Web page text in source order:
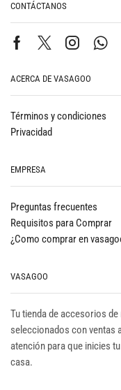
CONTÁCTANOS
ACERCA DE VASAGOO
Términos y condiciones
Privacidad
EMPRESA
Preguntas frecuentes
Requisitos para Comprar
¿Como comprar en
VASAGOO
Tu tienda de accesorios
seleccionados con ventas
atención para que inicies
casa.